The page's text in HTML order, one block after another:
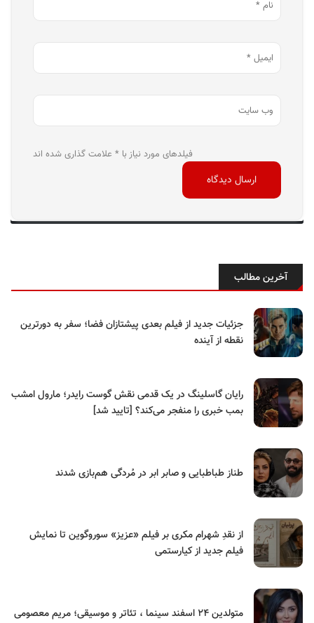
فیلدهای مورد نیاز با * علامت گذاری شده اند
آخرین مطالب
جزئیات جدید از فیلم بعدی پیشتازان فضا؛ سفر به دورترین
نقطه از آینده
رایان گاسلینگ در یک قدمی نقش گوست رایدر؛ مارول امشب
بمب خبری را منفجر می‌کند؟ [تایید شد]
طناز طباطبایی و صابر ابر در مُردگی هم‌بازی شدند
از نقدِ شهرام مکری بر فیلم «عزیز» سوروگوین تا نمایش
فیلم جدید از کیارستمی
متولدین ۲۴ اسفند سینما ، تئاتر و موسیقی؛ مریم معصومی